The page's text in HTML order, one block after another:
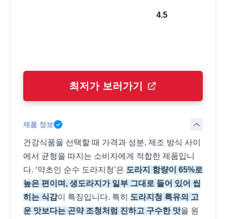
4.5
최저가 보러가기
제품 정보
건강식품을 선택할 때 가격과 성분, 제조 방식 사이
에서 균형을 따지는 소비자에게 적합한 제품입니
다. ‘약초인 순수 도라지청’은 도라지 함량이 65%로
높은 편이며, 생도라지가 일부 그대로 들어 있어 씹
히는 식감이 특징입니다. 특히
도라지청 특유의 고
운 맛보다는 곤약 조청처럼 진하고 구수한 맛을 원